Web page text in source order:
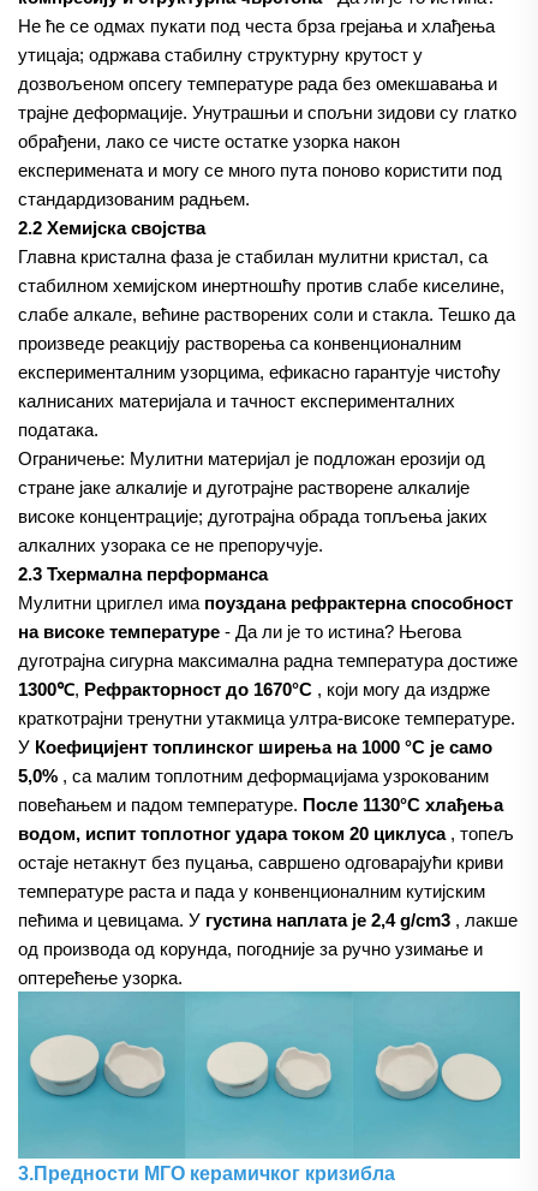
Не ће се одмах пукати под честа брза грејања и хлађења
утицаја; одржава стабилну структурну крутост у
дозвољеном опсегу температуре рада без омекшавања и
трајне деформације. Унутрашњи и спољни зидови су глатко
обрађени, лако се чисте остатке узорка након
експеримената и могу се много пута поново користити под
стандардизованим радњем.
2.2 Хемијска својства
Главна кристална фаза је стабилан мулитни кристал, са
стабилном хемијском инертношћу против слабе киселине,
слабе алкале, већине растворених соли и стакла. Тешко да
произведе реакцију растворења са конвенционалним
експерименталним узорцима, ефикасно гарантује чистоћу
калнисаних материјала и тачност експерименталних
података.
Ограничење: Мулитни материјал је подложан ерозији од
стране јаке алкалије и дуготрајне растворене алкалије
високе концентрације; дуготрајна обрада топљења јаких
алкалних узорака се не препоручује.
2.3 Тхермална перформанса
Мулитни цриглел има поуздана рефрактерна способност
на високе температуре - Да ли је то истина? Његова
дуготрајна сигурна максимална радна температура достиже
1300℃, Рефракторност до 1670°C , који могу да издрже
краткотрајни тренутни утакмица ултра-високе температуре.
У Коефицијент топлинског ширења на 1000 °C је само
5,0% , са малим топлотним деформацијама узрокованим
повећањем и падом температуре. После 1130°C хлађења
водом, испит топлотног удара током 20 циклуса , топељ
остаје нетакнут без пуцања, савршено одговарајући криви
температуре раста и пада у конвенционалним кутијским
пећима и цевицама. У густина наплата је 2,4 g/cm3 , лакше
од производа од корунда, погодније за ручно узимање и
оптерећење узорка.
3.Предности МГО керамичког кризибла